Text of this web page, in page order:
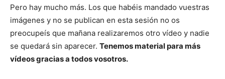
Pero hay mucho más. Los que habéis mandado vuestras
imágenes y no se publican en esta sesión no os
preocupeís que mañana realizaremos otro vídeo y nadie
se quedará sin aparecer. Tenemos material para más
vídeos gracias a todos vosotros.